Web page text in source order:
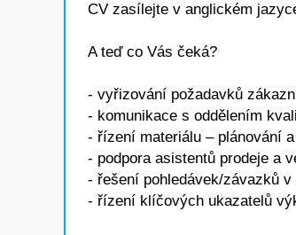
CV zasílejte v anglickém
A teď co Vás čeká?
- vyřizování požadavků
- komunikace s oddělením
- řízení materiálu – plánování
- podpora asistentů prodeje a
- řešení pohledávek/závazků v
- řízení klíčových ukazatelů